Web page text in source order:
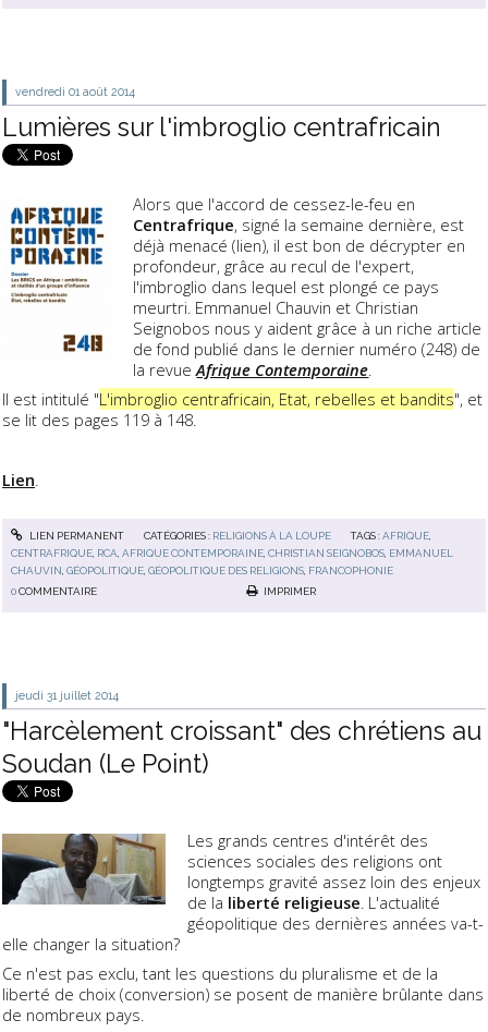
vendredi 01 août 2014
Lumières sur l'imbroglio centrafricain
Alors que l'accord de cessez-le-feu en
Centrafrique, signé la semaine dernière, est
déjà menacé (lien), il est bon de décrypter en
profondeur, grâce au recul de l'expert,
l'imbroglio dans lequel est plongé ce pays
meurtri. Emmanuel Chauvin et Christian
Seignobos nous y aident grâce à un riche article
de fond publié dans le dernier numéro (248) de
la revueAfrique Contemporaine.
Il est intitulé "L'imbroglio centrafricain, Etat, rebelles et bandits", et
se lit des pages 119 à 148.
Lien
LIEN PERMANENT CATÉGORIES : RELIGIONS À LA LOUPE TAGS :AFRIQUE
CENTRAFRIQUE RCA ,AFRIQUE CONTEMPORAINE ,CHRISTIAN SEIGNOBOS EMMANUEL
CHAUVIN ,GÉOPOLITIQUE ,GÉOPOLITIQUE DES RELIGIONS FRANCOPHONIE
0COMMENTAIRE IMPRIMER
jeudi 31 juillet 2014
"Harcèlement croissant" des chrétiens au
Soudan (Le Point)
Les grands centres d'intérêt des
sciences sociales des religions ont
longtemps gravité assez loin des enjeux
de la liberté religieuse. L'actualité
géopolitique des dernières années va-t-
elle changer la situation?
Ce n'est pas exclu, tant les questions du pluralisme et de la
liberté de choix (conversion) se posent de manière brûlante dans
de nombreux pays.